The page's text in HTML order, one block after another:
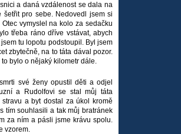
a daná vzdálenost se dala na
pro sebe. Nedovedl jsem si
vymyslel na kolo za sedačku
třeba ráno dříve vstávat, abych
tu lopotu podstoupil. Byl jsem
zbytečně, na to táta dával pozor.
bylo o nějaký kilometr dále.
své ženy opustil děti a odjel
a Rudolfovi se stal můj táta
a byt dostal za úkol kromě
tím souhlasili a tak můj bratránek
za ním a pásli jsme krávu spolu.
vzorem.